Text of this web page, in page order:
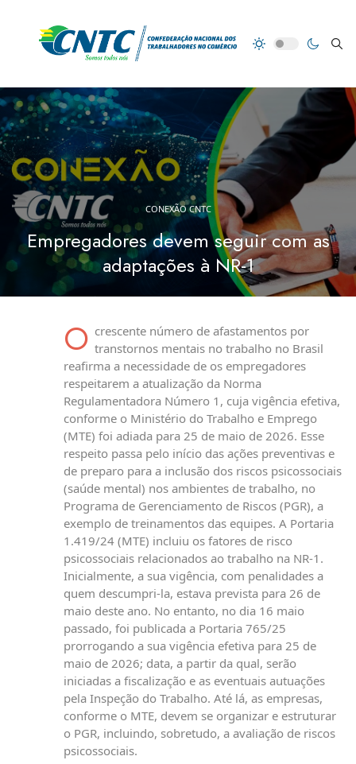
CONEXÃO CNTC
Empregadores devem seguir com as
adaptações à NR-1
O crescente número de afastamentos por
transtornos mentais no trabalho no Brasil
reafirma a necessidade de os empregadores
respeitarem a atualização da Norma
Regulamentadora Número 1, cuja vigência efetiva,
conforme o Ministério do Trabalho e Emprego
(MTE) foi adiada para 25 de maio de 2026. Esse
respeito passa pelo início das ações preventivas e
de preparo para a inclusão dos riscos psicossociais
(saúde mental) nos ambientes de trabalho, no
Programa de Gerenciamento de Riscos (PGR), a
exemplo de treinamentos das equipes. A Portaria
1.419/24 (MTE) incluiu os fatores de risco
psicossociais relacionados ao trabalho na NR-1.
Inicialmente, a sua vigência, com penalidades a
quem descumpri-la, estava prevista para 26 de
maio deste ano. No entanto, no dia 16 maio
passado, foi publicada a Portaria 765/25
prorrogando a sua vigência efetiva para 25 de
maio de 2026; data, a partir da qual, serão
iniciadas a fiscalização e as eventuais autuações
pela Inspeção do Trabalho. Até lá, as empresas,
conforme o MTE, devem se organizar e estruturar
o PGR, incluindo, sobretudo, a avaliação de riscos
psicossociais.